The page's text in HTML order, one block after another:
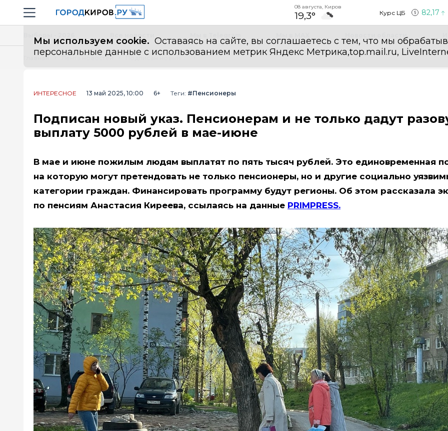
Навигация сайта
08 августа, Киров
19,3° Курс ЦБ 82,17
Мы используем cookie. Оставаясь на сайте, вы соглашаетесь с тем, что мы
персональные данные с использованием метрик Яндекс Метрика,top.mail.ru,
Все новости
Главная Лента новостей
ИНТЕРЕСНОЕ 13 май 2025, 10:00 6+ Теги: #Пенсионеры
Подписан новый указ. Пенсионерам и не только дадут
выплату 5000 рублей в мае-июне
В мае и июне пожилым людям выплатят по пять тысяч рублей. Это единовременная
на которую могут претендовать не только пенсионеры, но и другие социально
категории граждан. Финансировать программу будут регионы. Об этом рассказала
по пенсиям Анастасия Киреева, ссылаясь на данные PRIMPRESS.